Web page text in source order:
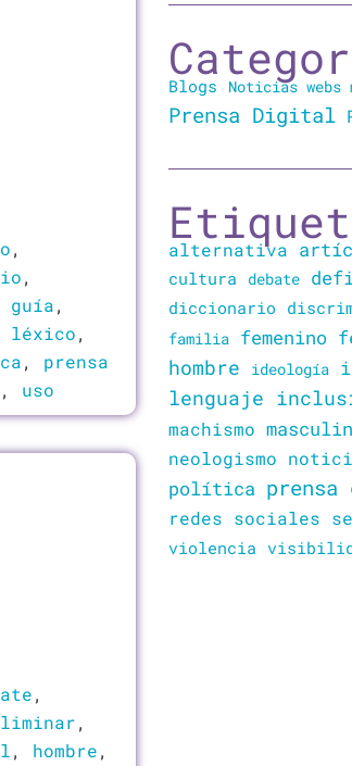
,
,
guía,
léxico,
, prensa
, uso
,
,
, hombre,
Blogs Noticias webs
Prensa Digital
alternativa
cultura debate
diccionario
familia femenino
hombre
ideología
lenguaje
machismo
neologismo
política prensa
redes sociales
violencia